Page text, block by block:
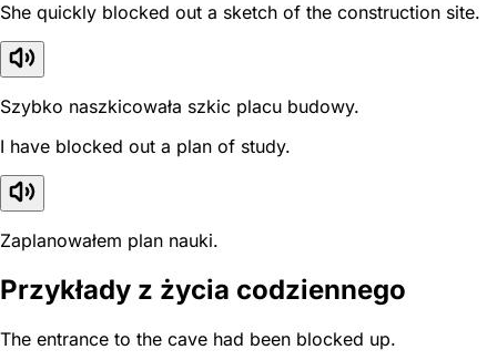
She quickly blocked out a sketch of the construction site.
Szybko naszkicowała szkic placu budowy.
I have blocked out a plan of study.
Zaplanowałem plan nauki.
Przykłady z życia codziennego
The entrance to the cave had been blocked up.